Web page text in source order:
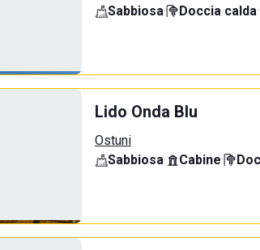
Sabbiosa· Doccia calda·
Lido Onda Blu
Ostuni
Sabbiosa· Cabine·